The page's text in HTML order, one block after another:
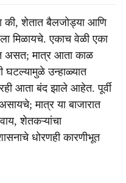
की, शेतात बैलजोड्या आणि
मिळायचे. एकाच वेळी एका
असत; मात्र आता काळ
घटल्यामुळे उन्हाळ्यात
आता बंद झाले आहेत. पूर्वी
मात्र या बाजारात
शेतकऱ्यांचा
धोरणही कारणीभूत